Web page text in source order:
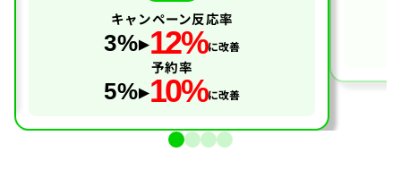
キャンペーン反応率
3% 12%に改善
予約率
5% 10%に改善